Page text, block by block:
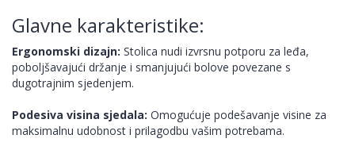
Glavne karakteristike:
Ergonomski dizajn: Stolica nudi izvrsnu potporu za leđa,
poboljšavajući držanje i smanjujući bolove povezane s
dugotrajnim sjedenjem.
Podesiva visina sjedala: Omogućuje podešavanje visine za
maksimalnu udobnost i prilagodbu vašim potrebama.